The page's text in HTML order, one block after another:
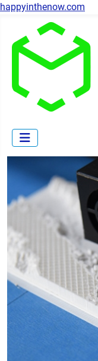
happyinthenow.com